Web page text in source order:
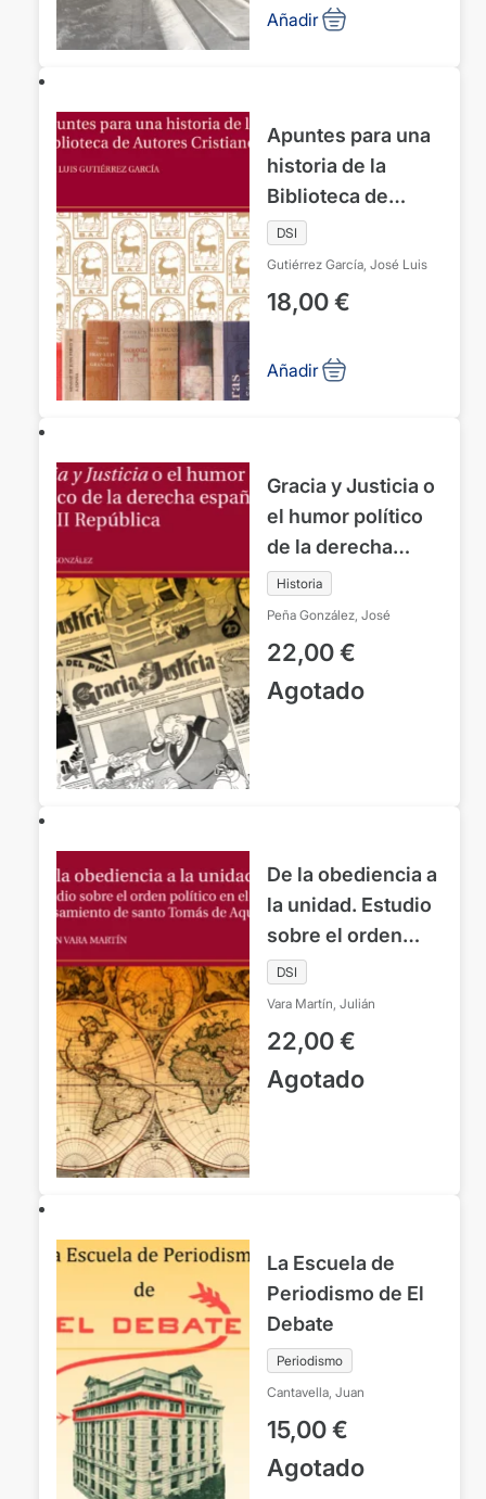
Añadir
Apuntes para una
historia de la
Biblioteca de
Autores Cristianos
DSI
Gutiérrez García, José Luis
18,00€
Añadir
Gracia y Justicia o
el humor político
de la derecha
española en la II
República
Historia
Peña González, José
22,00€
Agotado
De la obediencia a
la unidad. Estudio
sobre el orden
político en el
pensamiento de
Santo Tomás de
Aquino
DSI
Vara Martín, Julián
22,00€
Agotado
La Escuela de
Periodismo de El
Debate
Periodismo
Cantavella, Juan
15,00€
Agotado